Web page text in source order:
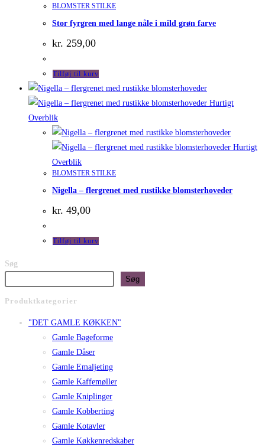
BLOMSTER STILKE
Stor fyrgren med lange nåle i mild grøn farve
kr. 259,00
Tilføj til kurv
Hurtigt
Overblik
Hurtigt
Overblik
BLOMSTER STILKE
Nigella – flergrenet med rustikke blomsterhoveder
kr. 49,00
Tilføj til kurv
Søg
Søg
Produktkategorier
"DET GAMLE KØKKEN"
Gamle Bageforme
Gamle Dåser
Gamle Emaljeting
Gamle Kaffemøller
Gamle Kniplinger
Gamle Kobberting
Gamle Kotavler
Gamle Køkkenredskaber